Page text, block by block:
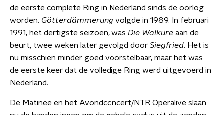
de eerste complete Ring in Nederland sinds de oorlog
worden. Götterdämmerung volgde in 1989. In februari
1991, het dertigste seizoen, was Die Walküre aan de
beurt, twee weken later gevolgd door Siegfried. Het is
nu misschien minder goed voorstelbaar, maar het was
de eerste keer dat de volledige Ring werd uitgevoerd in
Nederland.
De Matinee en het Avondconcert/NTR Operalive slaan